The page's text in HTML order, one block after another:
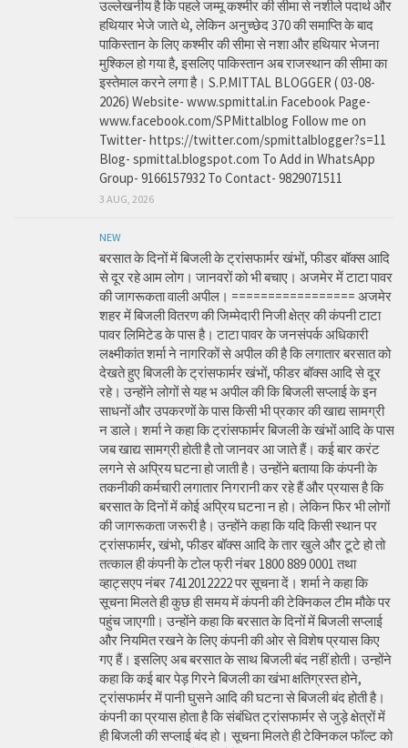
उल्लेखनीय है कि पहले जम्मू कश्मीर की सीमा से नशीले पदार्थ और
हथियार भेजे जाते थे, लेकिन अनुच्छेद 370 की समाप्ति के बाद
पाकिस्तान के लिए कश्मीर की सीमा से नशा और हथियार भेजना
मुश्किल हो गया है, इसलिए पाकिस्तान अब राजस्थान की सीमा का
इस्तेमाल करने लगा है। S.P.MITTAL BLOGGER ( 03-08-
2026) Website- www.spmittal.in Facebook Page-
www.facebook.com/SPMittalblog Follow me on
Twitter- https://twitter.com/spmittalblogger?s=11
Blog- spmittal.blogspot.com To Add in WhatsApp
Group- 9166157932 To Contact- 9829071511
3 AUG, 2026
NEW
बरसात के दिनों में बिजली के ट्रांसफार्मर खंभों, फीडर बॉक्स आदि
से दूर रहे आम लोग। जानवरों को भी बचाए। अजमेर में टाटा पावर
की जागरूकता वाली अपील। ================= अजमेर
शहर में बिजली वितरण की जिम्मेदारी निजी क्षेत्र की कंपनी टाटा
पावर लिमिटेड के पास है। टाटा पावर के जनसंपर्क अधिकारी
लक्ष्मीकांत शर्मा ने नागरिकों से अपील की है कि लगातार बरसात को
देखते हुए बिजली के ट्रांसफार्मर खंभों, फीडर बॉक्स आदि से दूर
रहे। उन्होंने लोगों से यह भ अपील की कि बिजली सप्लाई के इन
साधनों और उपकरणों के पास किसी भी प्रकार की खाद्य सामग्री
न डाले। शर्मा ने कहा कि ट्रांसफार्मर बिजली के खंभों आदि के पास
जब खाद्य सामग्री होती है तो जानवर आ जाते हैं। कई बार करंट
लगने से अप्रिय घटना हो जाती है। उन्होंने बताया कि कंपनी के
तकनीकी कर्मचारी लगातार निगरानी कर रहे हैं और प्रयास है कि
बरसात के दिनों में कोई अप्रिय घटना न हो। लेकिन फिर भी लोगों
की जागरूकता जरूरी है। उन्होंने कहा कि यदि किसी स्थान पर
ट्रांसफार्मर, खंभो, फीडर बॉक्स आदि के तार खुले और टूटे हो तो
तत्काल ही कंपनी के टोल फ्री नंबर 1800 889 0001 तथा
व्हाट्सएप नंबर 7412012222 पर सूचना दें। शर्मा ने कहा कि
सूचना मिलते ही कुछ ही समय में कंपनी की टेक्निकल टीम मौके पर
पहुंच जाएगाी। उन्होंने कहा कि बरसात के दिनों में बिजली सप्लाई
और नियमित रखने के लिए कंपनी की ओर से विशेष प्रयास किए
गए हैं। इसलिए अब बरसात के साथ बिजली बंद नहीं होती। उन्होंने
कहा कि कई बार पेड़ गिरने बिजली का खंभा क्षतिग्रस्त होने,
ट्रांसफार्मर में पानी घुसने आदि की घटना से बिजली बंद होती है।
कंपनी का प्रयास होता है कि संबंधित ट्रांसफार्मर से जुड़े क्षेत्रों में
ही बिजली की सप्लाई बंद हो। सूचना मिलते ही टेक्निकल फॉल्ट को